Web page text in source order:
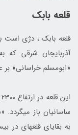
قلعه بابک
قلعه بابک ، دژی است
آذربایجان شرقی که
«ابومسلم خراسانی»